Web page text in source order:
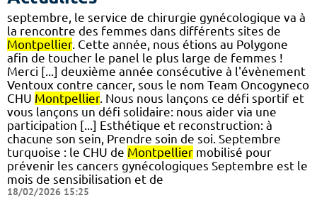
septembre, le service de chirurgie gynécologique va à
la rencontre des femmes dans différents sites de
Montpellier. Cette année, nous étions au Polygone
afin de toucher le panel le plus large de femmes !
Merci [...] deuxième année consécutive à l'évènement
Ventoux contre cancer, sous le nom Team Oncogyneco
CHU Montpellier. Nous nous lançons ce défi sportif et
vous lançons un défi solidaire: nous aider via une
participation [...] Esthétique et reconstruction: à
chacune son sein, Prendre soin de soi. Septembre
turquoise : le CHU de Montpellier mobilisé pour
prévenir les cancers gynécologiques Septembre est le
mois de sensibilisation et de
18/02/2026 15:25